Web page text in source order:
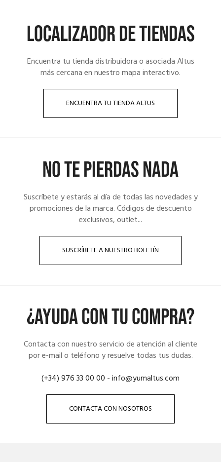
LOCALIZADOR DE TIENDAS
Encuentra tu tienda distribuidora o asociada Altus
más cercana en nuestro mapa interactivo.
ENCUENTRA TU TIENDA ALTUS
NO TE PIERDAS NADA
Suscríbete y estarás al día de todas las novedades y
promociones de la marca. Códigos de descuento
exclusivos, outlet...
SUSCRÍBETE A NUESTRO BOLETÍN
¿AYUDA CON TU COMPRA?
Contacta con nuestro servicio de atención al cliente
por e-mail o teléfono y resuelve todas tus dudas.
(+34) 976 33 00 00 -info@yumaltus.com
CONTACTA CON NOSOTROS